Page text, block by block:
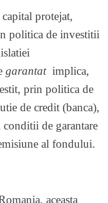
protejat,
politica de investitii
garantatimplica,
prin politica de
de credit (banca),
conditii de garantare
al fondului.
aceasta